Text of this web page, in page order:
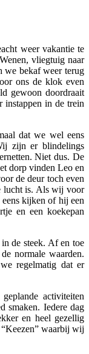
weer vakantie te
vliegtuig naar
we bekaf weer terug
ons de klok even
gewoon doordraait
instappen in de trein
dat we wel eens
zijn er blindelings
Niet dus. De
dorp vinden Leo en
de deur toch even
lucht is. Als wij voor
eens kijken of hij een
en een koekepan
de steek. Af en toe
normale waarden.
regelmatig dat er
activiteiten
smaken. Iedere dag
en heel gezellig
waarbij wij